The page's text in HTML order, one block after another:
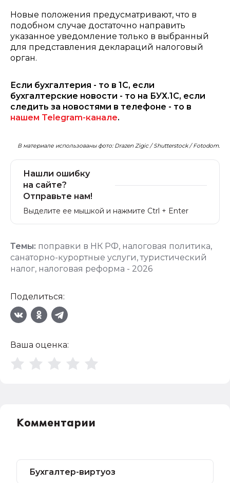
Новые положения предусматривают, что в
подобном случае достаточно направить
указанное уведомление только в выбранный
для представления деклараций налоговый
орган.
Если бухгалтерия - то в 1С, если
бухгалтерские новости - то на БУХ.1С, если
следить за новостями в телефоне - то в
нашем Telegram-канале.
В материале использованы фото: Drazen Zigic / Shutterstock / Fotodom.
Нашли ошибку
на сайте?
Отправьте нам!
Выделите ее мышкой и нажмите Ctrl + Enter
Темы: поправки в НК РФ, налоговая политика,
санаторно-курортные услуги,туристический
налог, налоговая реформа - 2026
Поделиться:
Ваша оценка:
Комментарии